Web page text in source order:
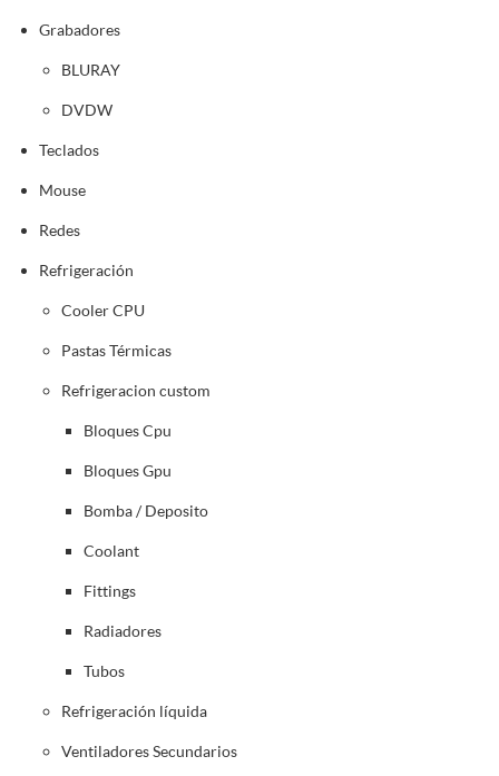
Grabadores
BLURAY
DVDW
Teclados
Mouse
Redes
Refrigeración
Cooler CPU
Pastas Térmicas
Refrigeracion custom
Bloques Cpu
Bloques Gpu
Bomba / Deposito
Coolant
Fittings
Radiadores
Tubos
Refrigeración líquida
Ventiladores Secundarios